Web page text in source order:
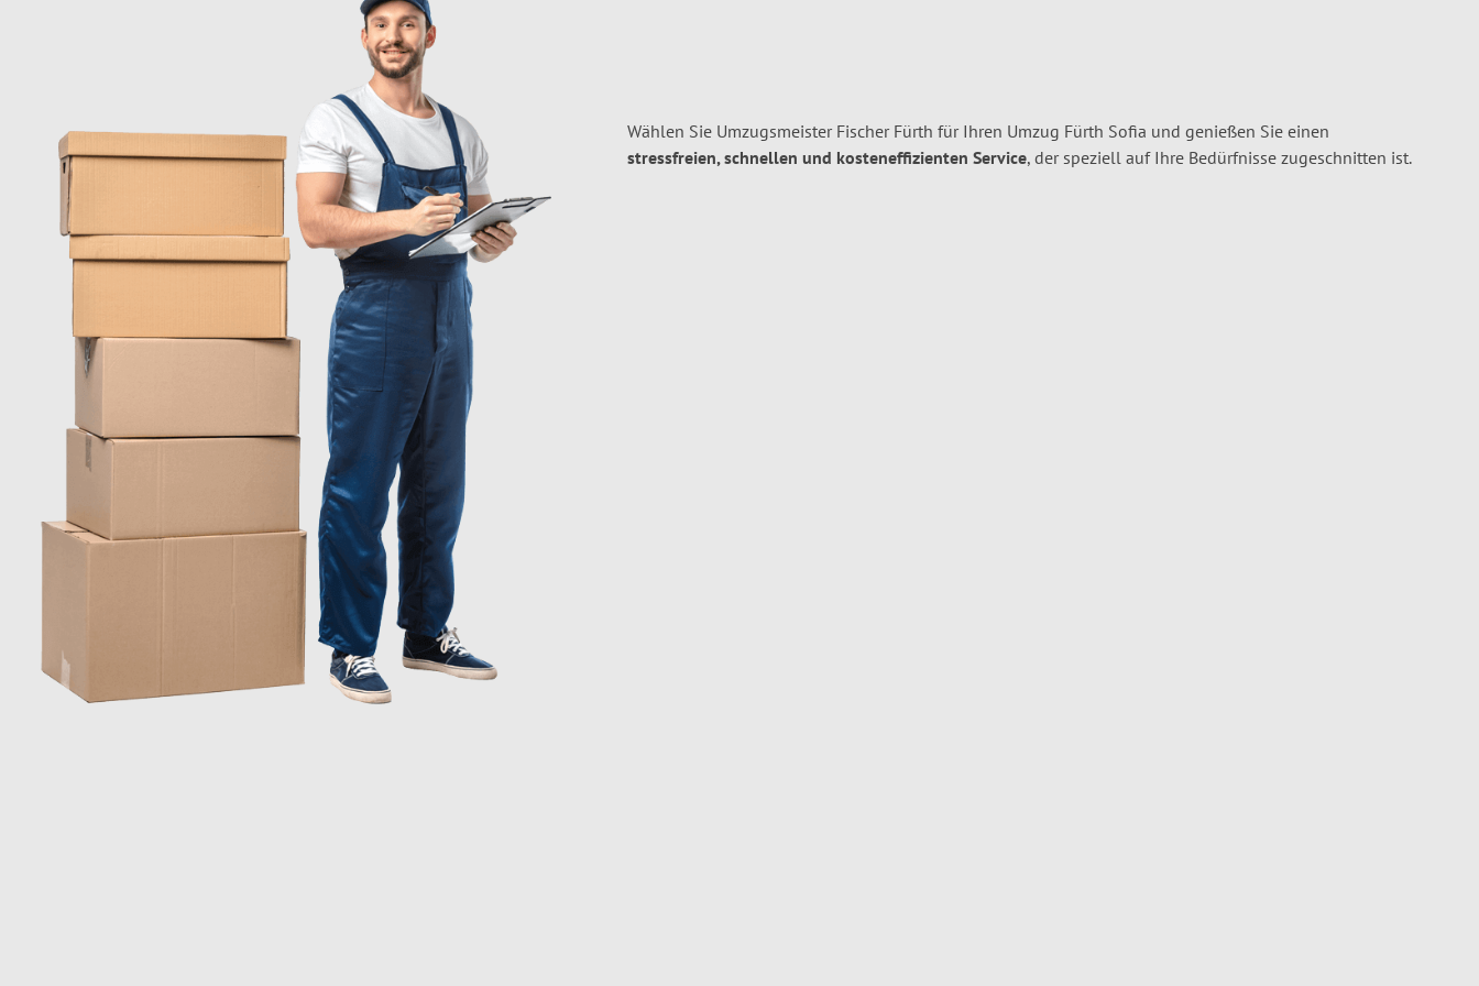
Wählen Sie Umzugsmeister Fischer Fürth für Ihren Umzug Fürth Sofia und genießen Sie einen
stressfreien, schnellen und kosteneffizienten Service, der speziell auf Ihre Bedürfnisse zugeschnitten ist.